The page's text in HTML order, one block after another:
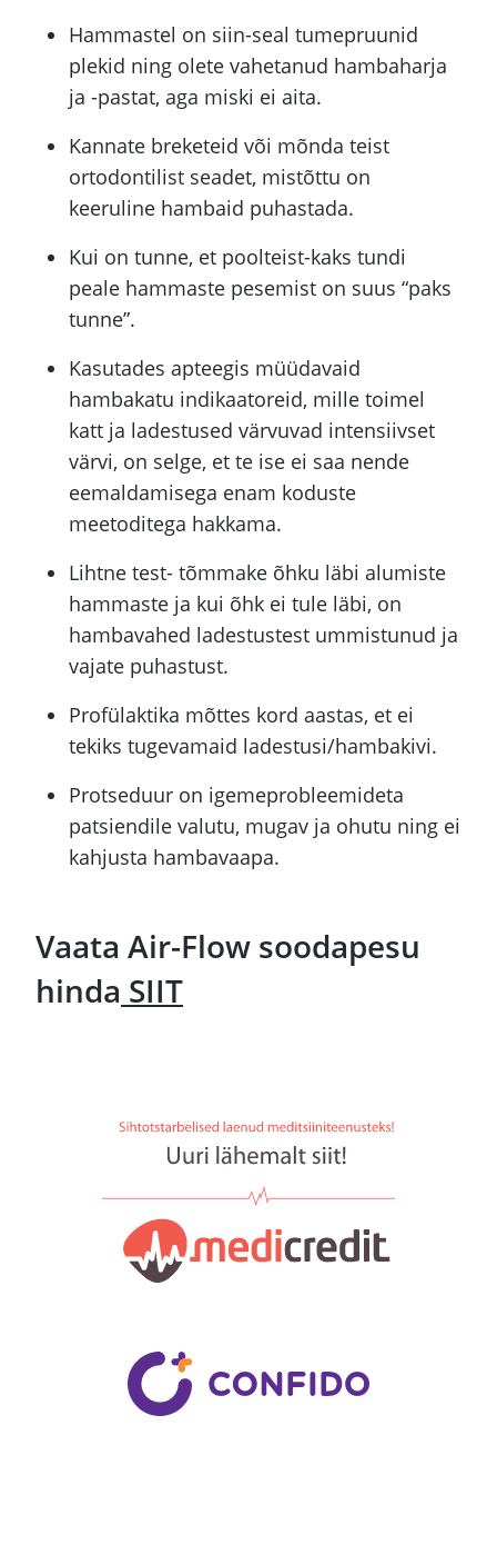
Hambakaunistused
Hammastel on siin-seal tumepruunid
plekid ning olete vahetanud hambaharja
ja -pastat, aga miski ei aita.
Kannate breketeid või mõnda teist
ortodontilist seadet, mistõttu on
keeruline hambaid puhastada.
Kui on tunne, et poolteist-kaks tundi
peale hammaste pesemist on suus “paks
tunne”.
Kasutades apteegis müüdavaid
hambakatu indikaatoreid, mille toimel
katt ja ladestused värvuvad intensiivset
värvi, on selge, et te ise ei saa nende
eemaldamisega enam koduste
meetoditega hakkama.
Lihtne test- tõmmake õhku läbi alumiste
hammaste ja kui õhk ei tule läbi, on
hambavahed ladestustest ummistunud ja
vajate puhastust.
Profülaktika mõttes kord aastas, et ei
tekiks tugevamaid ladestusi/hambakivi.
Protseduur on igemeprobleemideta
patsiendile valutu, mugav ja ohutu ning ei
kahjusta hambavaapa.
Vaata Air-Flow soodapesu
hinda SIIT